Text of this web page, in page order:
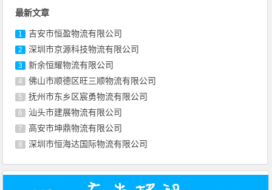
最新文章
1 吉安市恒盈物流有限公司
2 深圳市京源科技物流有限公司
3 新余恒耀物流有限公司
4 佛山市顺德区旺三顺物流有限公司
5 抚州市东乡区宸勇物流有限公司
6 汕头市建展物流有限公司
7 高安市坤鼎物流有限公司
8 深圳市恒海达国际物流有限公司